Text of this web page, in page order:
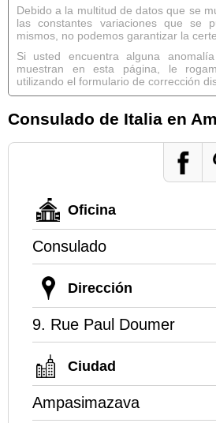
Debido a la multitud de datos que se
las constantes variaciones que se
mismos, no podemos garantizar la
Si usted encuentra alguna
muestran en esta página, le
utilizando el formulario de corrección
Consulado de Italia en
Oficina
Consulado
Dirección
9. Rue Paul Doumer
Ciudad
Ampasimazava